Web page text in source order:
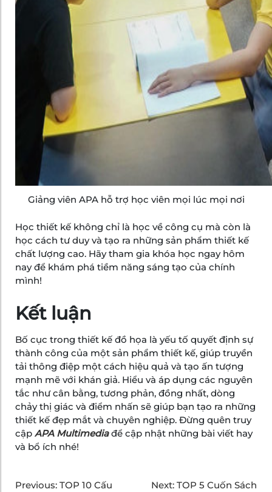
Giảng viên APA hỗ trợ học viên mọi lúc mọi nơi
Học thiết kế không chỉ là học về công cụ mà còn là
học cách tư duy và tạo ra những sản phẩm thiết kế
chất lượng cao. Hãy tham gia khóa học ngay hôm
nay để khám phá tiềm năng sáng tạo của chính
mình!
Kết luận
Bố cục trong thiết kế đồ họa là yếu tố quyết định sự
thành công của một sản phẩm thiết kế, giúp truyền
tải thông điệp một cách hiệu quả và tạo ấn tượng
mạnh mẽ với khán giả. Hiểu và áp dụng các nguyên
tắc như cân bằng, tương phản, đồng nhất, dòng
chảy thị giác và điểm nhấn sẽ giúp bạn tạo ra những
thiết kế đẹp mắt và chuyên nghiệp. Đừng quên truy
cập APA Multimediađể cập nhật những bài viết hay
và bổ ích nhé!
Previous: TOP 10 Cấu
Next: TOP 5 Cuốn Sách